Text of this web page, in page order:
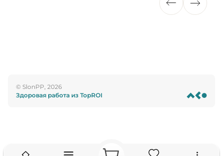
© SlonPP, 2026
Здоровая работа из TopROI